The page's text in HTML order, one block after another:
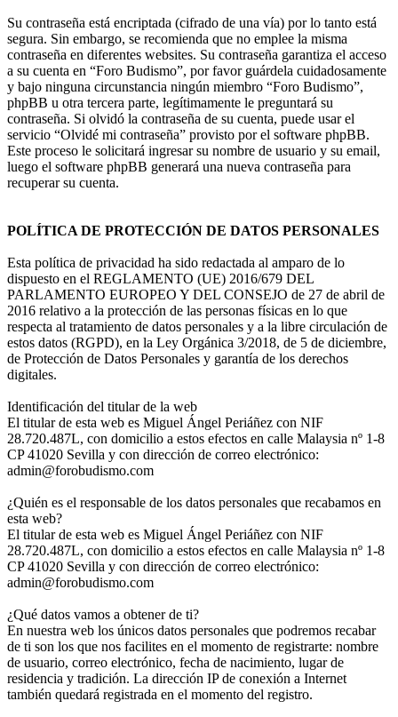
Su contraseña está encriptada (cifrado de una vía) por lo tanto está
segura. Sin embargo, se recomienda que no emplee la misma
contraseña en diferentes websites. Su contraseña garantiza el acceso
a su cuenta en “Foro Budismo”, por favor guárdela cuidadosamente
y bajo ninguna circunstancia ningún miembro “Foro Budismo”,
phpBB u otra tercera parte, legítimamente le preguntará su
contraseña. Si olvidó la contraseña de su cuenta, puede usar el
servicio “Olvidé mi contraseña” provisto por el software phpBB.
Este proceso le solicitará ingresar su nombre de usuario y su email,
luego el software phpBB generará una nueva contraseña para
recuperar su cuenta.
POLÍTICA DE PROTECCIÓN DE DATOS PERSONALES
Esta política de privacidad ha sido redactada al amparo de lo
dispuesto en el REGLAMENTO (UE) 2016/679 DEL
PARLAMENTO EUROPEO Y DEL CONSEJO de 27 de abril de
2016 relativo a la protección de las personas físicas en lo que
respecta al tratamiento de datos personales y a la libre circulación de
estos datos (RGPD), en la Ley Orgánica 3/2018, de 5 de diciembre,
de Protección de Datos Personales y garantía de los derechos
digitales.
Identificación del titular de la web
El titular de esta web es Miguel Ángel Periáñez con NIF
28.720.487L, con domicilio a estos efectos en calle Malaysia nº 1-8
CP 41020 Sevilla y con dirección de correo electrónico:
admin@forobudismo.com
¿Quién es el responsable de los datos personales que recabamos en
esta web?
El titular de esta web es Miguel Ángel Periáñez con NIF
28.720.487L, con domicilio a estos efectos en calle Malaysia nº 1-8
CP 41020 Sevilla y con dirección de correo electrónico:
admin@forobudismo.com
¿Qué datos vamos a obtener de ti?
En nuestra web los únicos datos personales que podremos recabar
de ti son los que nos facilites en el momento de registrarte: nombre
de usuario, correo electrónico, fecha de nacimiento, lugar de
residencia y tradición. La dirección IP de conexión a Internet
también quedará registrada en el momento del registro.